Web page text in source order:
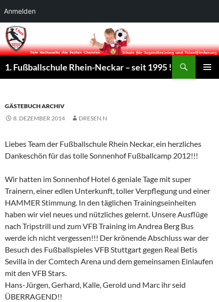
Anmelden
1. Fußballschule Rhein-Neckar – seit 1995 !
GÄSTEBUCH ARCHIV
8. DEZEMBER 2014
DRESEN.N
Liebes Team der Fußballschule Rhein Neckar, ein herzliches
Dankeschön für das tolle Sonnenhof Fußballcamp 2012!!!
Wir hatten im Sonnenhof Hotel 6 geniale Tage mit super
Trainern, einer edlen Unterkunft, toller Verpflegung und einer
HAMMER Stimmung. In den täglichen Trainingseinheiten
haben wir viel neues und nützliches gelernt. Unsere Ausflüge
nach Tripstrill und zum VFB Training im Andrea Berg Bus
werde ich nicht vergessen!!! Der krönende Abschluss war der
Besuch des Fußballspieles VFB Stuttgart gegen Real Betis
Sevilla in der Comtech Arena und dem gemeinsamen Einlaufen
mit den VFB Stars.
Hans-Jürgen, Gerhard, Kalle, Gerold und Marc ihr seid
ÜBERRAGEND!!